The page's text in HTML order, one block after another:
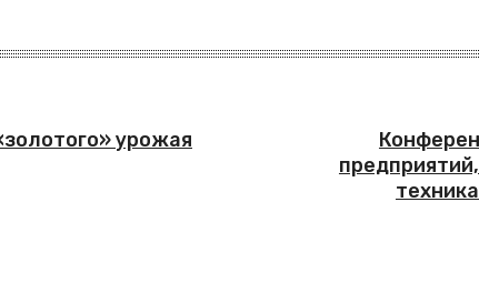
урожая